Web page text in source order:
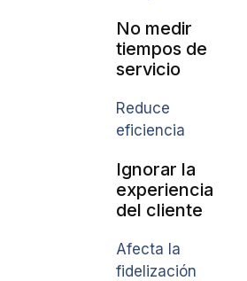
No medir
tiempos de
servicio
Reduce
eficiencia
Ignorar la
experiencia
del cliente
Afecta la
fidelización